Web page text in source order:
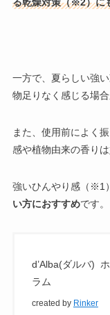
一方で、夏らしい強
物足りなく感じる場合
また、使用前によく
感や植物由来の香り
強いひんやり感（※1
い方におすすめです。
d’Alba(ダルバ)
ラム
created by Rinker